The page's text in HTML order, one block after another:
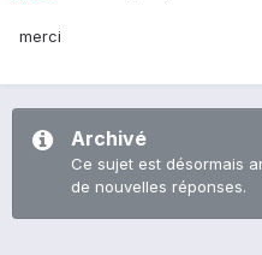
merci
Archivé
Ce sujet est désormais
de nouvelles réponses.